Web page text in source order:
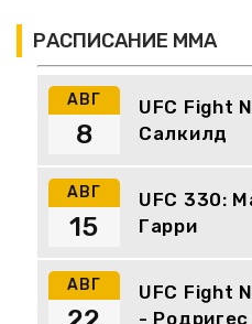
РАСПИСАНИЕ ММА
АВГ
UFC Fight
Салкилд
8
АВГ
UFC 330:
Гарри
15
АВГ
UFC Fight
- Родригес